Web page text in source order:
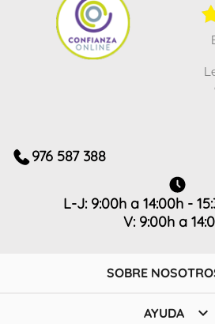
Lea algunas de las
976 587 388
L-J: 9:00h a 14:00h -
V: 9:00h a
SOBRE
AYUDA 